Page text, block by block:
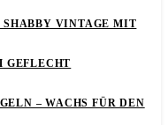
VINTAGE MIT
GEFLECHT
– WACHS FÜR DEN